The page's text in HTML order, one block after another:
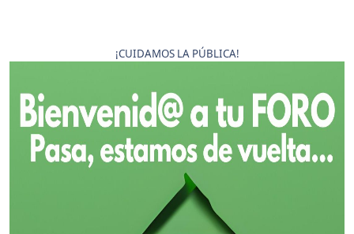
¡CUIDAMOS LA PÚBLICA!